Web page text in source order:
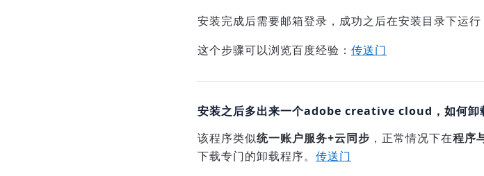
安装完成后需要邮箱登录，成功之后在安装目录下运行
这个步骤可以浏览百度经验： 传送门
安装之后多出来一个adobe creative cloud ，如何卸
该程序类似统一账户服务+云同步 ，正常情况下在程序
下载专门的卸载程序。 传送门